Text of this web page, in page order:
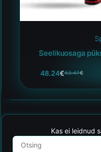
Seelikuosaga
63.47€
48.24€
Kas ei leidnud